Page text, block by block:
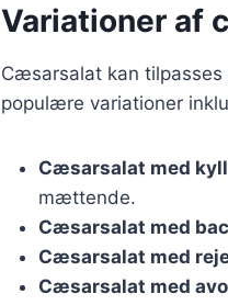
Variationer af
Cæsarsalat kan tilpasses
populære variationer
Cæsarsalat med
mættende.
Cæsarsalat med
Cæsarsalat med
Cæsarsalat med